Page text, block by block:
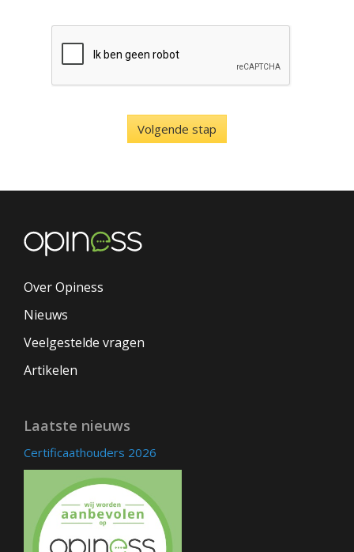
Over Opiness
Nieuws
Veelgestelde vragen
Artikelen
Laatste nieuws
Certificaathouders 2026